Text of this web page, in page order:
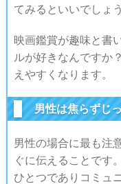
てみるといいでしょう
映画鑑賞が趣味と書
ルが好きなんですか
えやすくなります。
男性は焦らずじ
男性の場合に最も注
ぐに伝えることです
ひとつでありコミュ